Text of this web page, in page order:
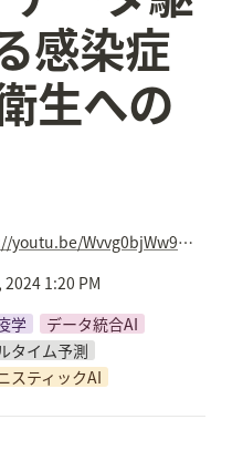
感染症
生への
https://youtu.be/Wvvg0bjWw9I?feature=shared
2024 1:20 PM
学
データ統合AI
タイム予測
スティックAI